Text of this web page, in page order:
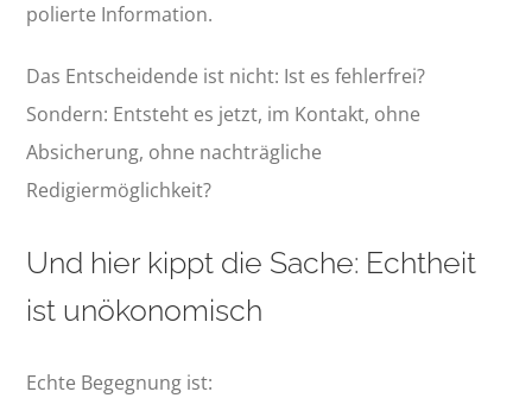
polierte Information.
Das Entscheidende ist nicht: Ist es fehlerfrei?
Sondern: Entsteht es jetzt, im Kontakt, ohne
Absicherung, ohne nachträgliche
Redigiermöglichkeit?
Und hier kippt die Sache: Echtheit
ist unökonomisch
Echte Begegnung ist: